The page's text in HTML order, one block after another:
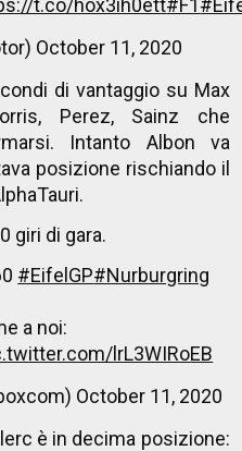
October 11, 2020
di vantaggio su Max
Perez, Sainz che
Intanto Albon va
posizione rischiando il
giri di gara.
#EifelGP#Nurburgring
a noi:
lrL3WIRoEB
October 11, 2020
è in decima posizione: